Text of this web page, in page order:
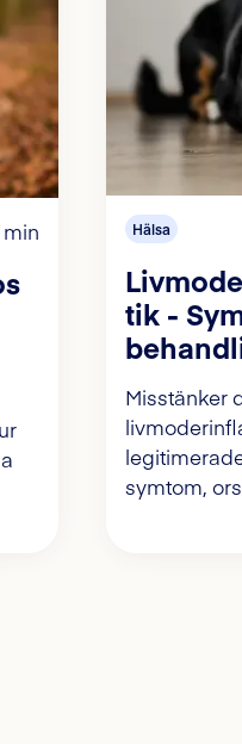
min Hälsa
tik -
Misstänker
symtom,